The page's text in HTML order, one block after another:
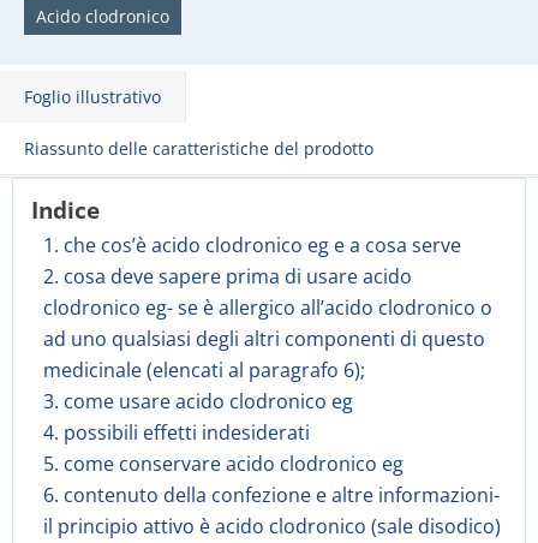
Acido clodronico
Foglio illustrativo
Riassunto delle caratteristiche del prodotto
Indice
1. che cos’è acido clodronico eg e a cosa serve
2. cosa deve sapere prima di usare acido
clodronico eg- se è allergico all’acido clodronico o
ad uno qualsiasi degli altri componenti di questo
medicinale (elencati al paragrafo 6);
3. come usare acido clodronico eg
4. possibili effetti indesiderati
5. come conservare acido clodronico eg
6. contenuto della confezione e altre informazioni-
il principio attivo è acido clodronico (sale disodico)